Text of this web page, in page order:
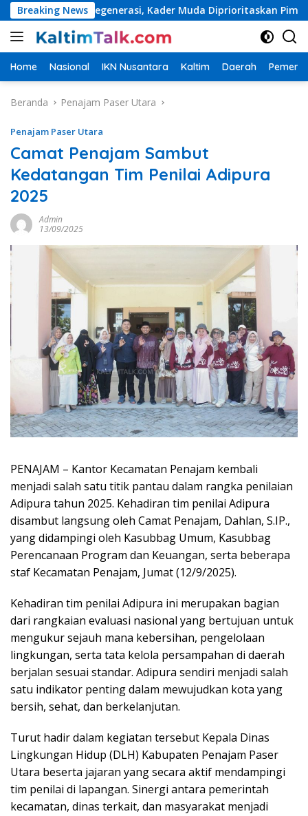
Langsung
ke
konten
Breaking News
Regenerasi, Kader Muda Diprioritaskan Pimpin Struktur
Home Nasional IKN Nusantara Kaltim Daerah
Beranda Penajam Paser Utara
Penajam Paser Utara
Camat Penajam Sambut
Kedatangan Tim Penilai Adipura
2025
Admin
13/09/2025
PENAJAM – Kantor Kecamatan Penajam kembali
menjadi salah satu titik pantau dalam rangka penilaian
Adipura tahun 2025. Kehadiran tim penilai Adipura
disambut langsung oleh Camat Penajam, Dahlan, S.IP.,
yang didampingi oleh Kasubbag Umum, Kasubbag
Perencanaan Program dan Keuangan, serta beberapa
staf Kecamatan Penajam, Jumat (12/9/2025).
Kehadiran tim penilai Adipura ini merupakan bagian
dari rangkaian evaluasi nasional yang bertujuan untuk
mengukur sejauh mana kebersihan, pengelolaan
lingkungan, serta tata kelola persampahan di daerah
berjalan sesuai standar. Adipura sendiri menjadi salah
satu indikator penting dalam mewujudkan kota yang
bersih, sehat, dan berkelanjutan.
Turut hadir dalam kegiatan tersebut Kepala Dinas
Lingkungan Hidup (DLH) Kabupaten Penajam Paser
Utara beserta jajaran yang secara aktif mendampingi
tim penilai di lapangan. Sinergi antara pemerintah
kecamatan, dinas terkait, dan masyarakat menjadi